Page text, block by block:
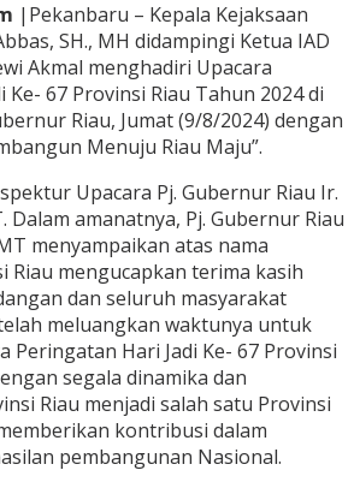
|Pekanbaru – Kepala Kejaksaan
SH., MH didampingi Ketua IAD
Akmal menghadiri Upacara
Ke- 67 Provinsi Riau Tahun 2024 di
Riau, Jumat (9/8/2024) dengan
Menuju Riau Maju”.
Upacara Pj. Gubernur Riau Ir.
Dalam amanatnya, Pj. Gubernur Riau
menyampaikan atas nama
Riau mengucapkan terima kasih
dan seluruh masyarakat
meluangkan waktunya untuk
Peringatan Hari Jadi Ke- 67 Provinsi
segala dinamika dan
Riau menjadi salah satu Provinsi
kontribusi dalam
pembangunan Nasional.